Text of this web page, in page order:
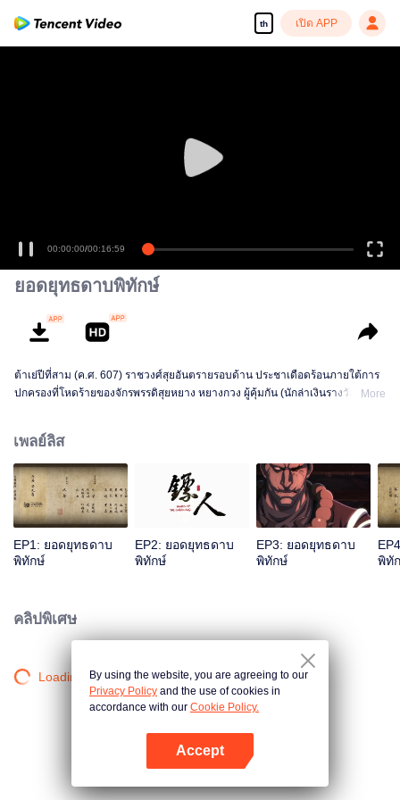
th เปิด APP
00:00:00/00:16:59
ยอดยุทธดาบพิทักษ์
ต้าเย่ปีที่สาม (ค.ศ. 607) ราชวงศ์สุยอันตรายรอบด้าน ประชาเดือดร้อนภายใต้การ
ปกครองที่โหดร้ายของจักรพรรดิสุยหยาง หยางกวง ผู้คุ้มกัน (นักล่าเงินรางวัล) “เตา
มุ่งล้มล้างราชวงศ์สุย เพื่อกำจัดจือซื่อหลาง ราชสำนักจงหยวนทำข้อตกลงกับห้า
ตระกูลชาวหูนอกด่าน แต่การลอบสังหารไม่ใช่เป้าหมายที่แท้จริง การเดินทางที่ส่ง
ผลต่อชะตากรรมใต้หล้าเริ่มต้นขึ้นที่นี่...
More
เพลย์ลิส
EP1: ยอดยุทธดาบ
พิทักษ์
EP2: ยอดยุทธดาบ
พิทักษ์
EP3: ยอดยุทธดาบ
พิทักษ์
พิทั
คลิปพิเศษ
Loading…By using the website, you are agreeing to our
Privacy Policy and the use of cookies in
accordance with our Cookie Policy.
Accept